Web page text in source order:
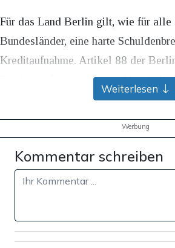
Für das Land Berlin gilt, wie für alle
Bundesländer, eine harte
Kreditaufnahme. Artikel 88 der
Landesverfassung besagt:
dürfen nur im Falle eines
unabweisbaren Bedürfnisses“
Dass der Klimawandel an sich ein
unvorhergesehenes Bedürfnis ist,
bezweifelt werden – und auch „die
Angriffskrieges Putins auf die
reichen, um das bis zu zehn
Weiterlesen
Werbung
Kommentar schreiben